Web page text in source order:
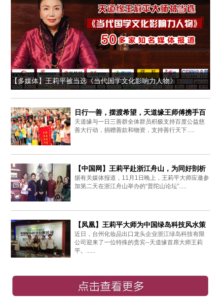
【多媒体】王莉平被当选《当代国学文化影响力人物》
日行一善，摆渡希望，天道缘王师傅携手百
度爱心同行
天道缘与一日三善群全体群员积极支持百度公益慈
善大行动，捐赠善款和物资，支持善行天下.....
【中国网】王莉平赴浙江舟山，为同好剖析
周易思想
据有关媒体报道，11月1日晚上，王莉平大师应邀参
加第二天在浙江舟山举办的“普陀山论坛”.....
【凤凰】王莉平大师为中国绿岛科技风水策
划布局
近日，台州化妆品出口龙头企业浙江绿岛科技有限
公司迎来了一位特殊的贵宾--天道缘首席大师王莉
平。......